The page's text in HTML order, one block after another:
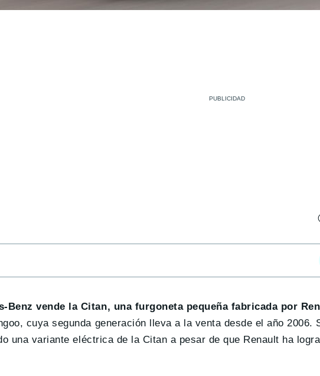
Benz vende la Citan, una furgoneta pequeña fabricada por
cuya segunda generación lleva a la venta desde el año 2006.
una variante eléctrica de la Citan a pesar de que Renault ha